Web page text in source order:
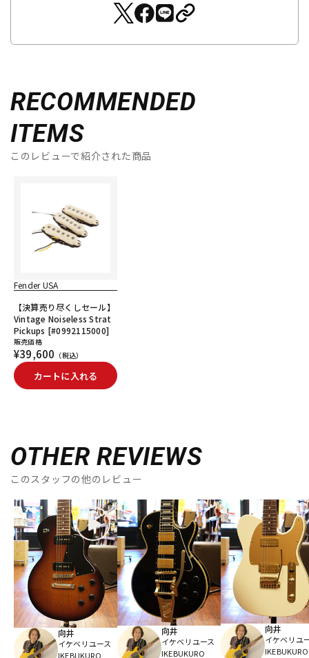
RECOMMENDED
ITEMS
このレビューで紹介された商品
Fender USA
【決算売り尽くしセール】
Vintage Noiseless Strat
Pickups [#0992115000]
販売価格
¥39,600 （税込）
カートに入れる
OTHER REVIEWS
このスタッフの他のレビュー
向井
イケベリユース
IKEBUKURO
向井
イケベリユース
IKEBUKURO
向井
イケベリユ
IKEBUKURO